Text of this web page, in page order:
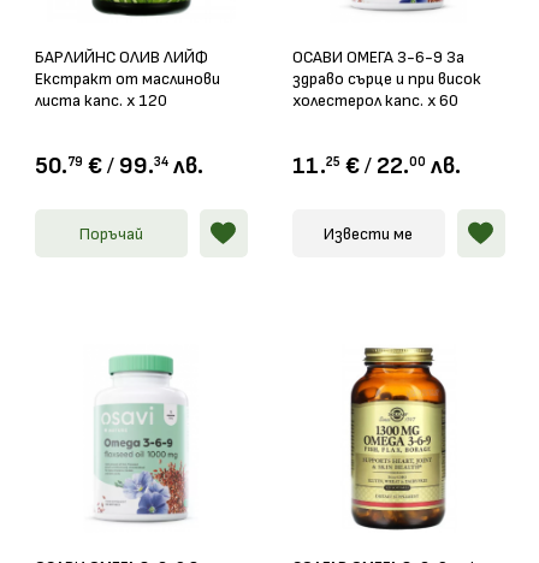
БАРЛИЙНС ОЛИВ ЛИЙФ
Екстракт от маслинови
листа капс. х 120
50.79 € / 99.34 лв.
Поръчай
ОСАВИ ОМЕГА 3-6-9 За
здраво сърце и при висок
холестерол капс. х 60
11.25 € / 22.00 лв.
Извести ме